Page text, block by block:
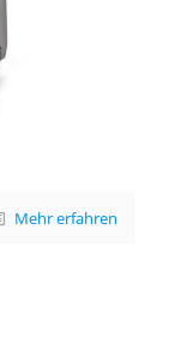
Mehr erfahren